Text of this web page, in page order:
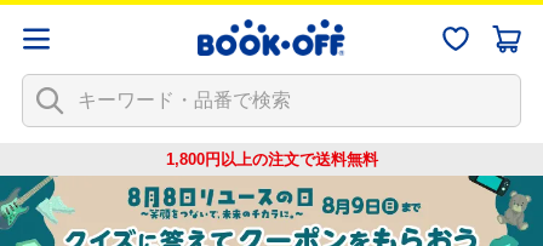
1,800円以上の注文で送料無料